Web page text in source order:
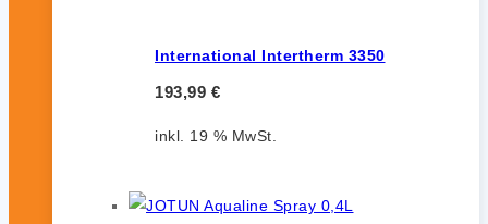
International Intertherm 3350
193,99 €
inkl. 19 % MwSt.